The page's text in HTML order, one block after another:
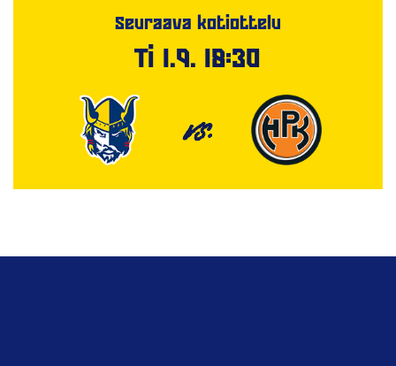
Seuraava kotiottelu
Ti 1.9. 18:30
VS.